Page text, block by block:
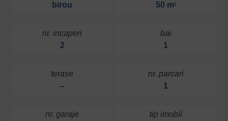
birou
50 m2
nr. incaperi
2
bai
1
terase
--
nr. parcari
1
nr. garaje
tip imobil